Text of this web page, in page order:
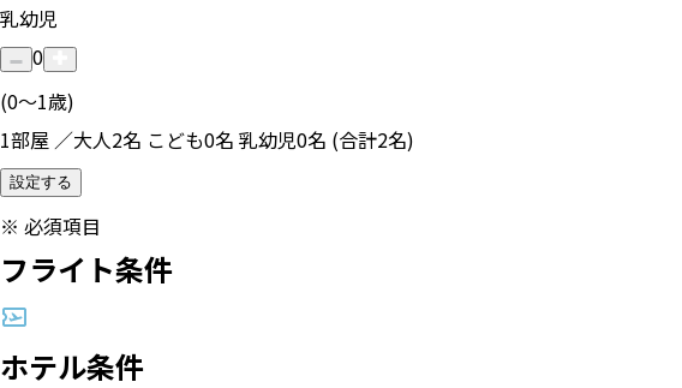
乳幼児
0
(0〜1歳)
1部屋 ／大人2名 こども0名 乳幼児0名 (合計2名)
設定する
※ 必須項目
フライト条件
ホテル条件